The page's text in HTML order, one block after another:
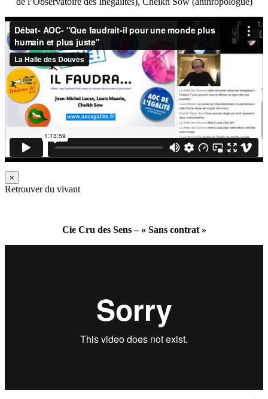
×
Retrouver du vivant
Cie Cru des Sens – « Sans contrat »